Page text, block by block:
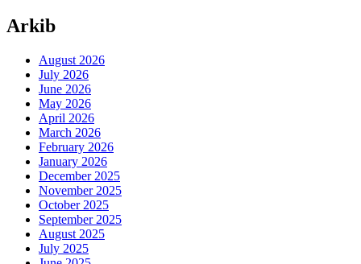
Arkib
August 2026
July 2026
June 2026
May 2026
April 2026
March 2026
February 2026
January 2026
December 2025
November 2025
October 2025
September 2025
August 2025
July 2025